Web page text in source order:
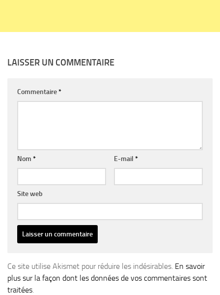
LAISSER UN COMMENTAIRE
Commentaire*
Nom * E-mail *
Site web
Ce site utilise Akismet pour réduire les indésirables. En savoir
plus sur la façon dont les données de vos commentaires sont
traitées.